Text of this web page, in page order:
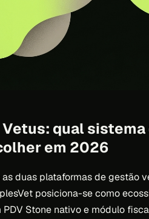
qual
em 2026
as duas plataformas de gestão
posiciona-se como
Stone nativo e módulo